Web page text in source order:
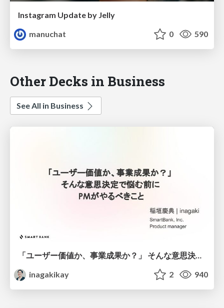
Instagram Update by Jelly
manuchat
0 590
Other Decks in Business
See All in Business
inagakikay
2 940